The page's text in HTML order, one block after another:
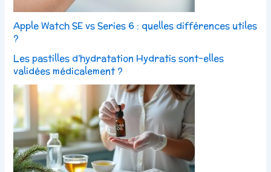
Apple Watch SE vs Series 6 : quelles différences utiles
?
Les pastilles d’hydratation Hydratis sont-elles
validées médicalement ?